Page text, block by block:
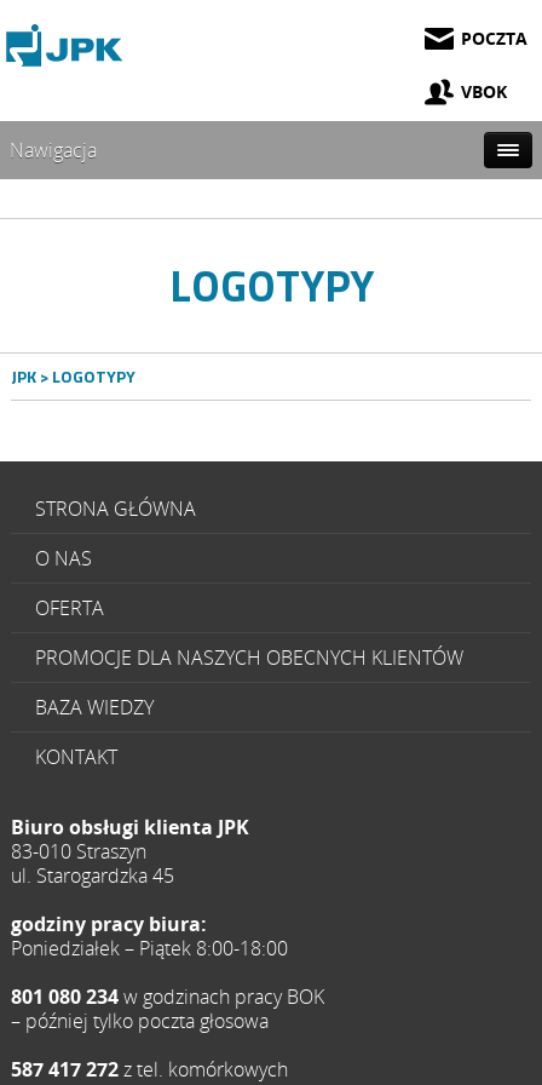
POCZTA
VBOK
Nawigacja
LOGOTYPY
JPK> LOGOTYPY
STRONA GŁÓWNA
O NAS
OFERTA
PROMOCJE DLA NASZYCH OBECNYCH KLIENTÓW
BAZA WIEDZY
KONTAKT
Biuro obsługi klienta JPK
83-010 Straszyn
ul. Starogardzka 45
godziny pracy biura:
Poniedziałek – Piątek 8:00-18:00
801 080 234w godzinach pracy BOK
– później tylko poczta głosowa
587 417 272z tel. komórkowych